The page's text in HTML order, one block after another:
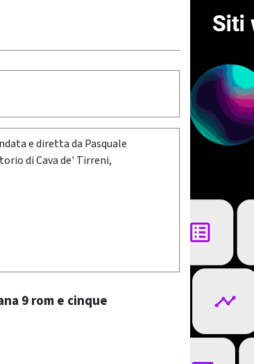
e diretta da Pasquale
di Cava de' Tirreni,
9 rom e cinque